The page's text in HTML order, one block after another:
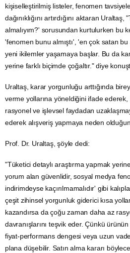
kişiselleştirilmiş listeler, fenomen
dağınıklığını artırdığını aktaran
almalıyım?' sorusundan kurtulurken bu
'fenomen bunu almıştı', 'en çok satan
yeni ikilemler yaşamaya başlar. Bu da
yerine farklı biçimde çoğaltır." diye
Uraltaş, karar yorgunluğu arttığında
verme yollarına yöneldiğini ifade
rasyonel ve işlevsel faydadan
ederek alışverişyapmaya neden
Prof. Dr. Uraltaş, şöyle dedi:
"Tüketici detaylıaraştırma yapmak
yorum alan güvenlidir, sosyal medya
indirimdeyse kaçırılmamalıdır' gibi
çeşit zihinsel yorgunluk giderici kısa
kazandırsa da çoğu zaman daha az
davranışlarınıteşvikeder. Çünkü ürünün
fiyat-performans dengesi veya uzun
plana düşebilir. Satın alma kararı